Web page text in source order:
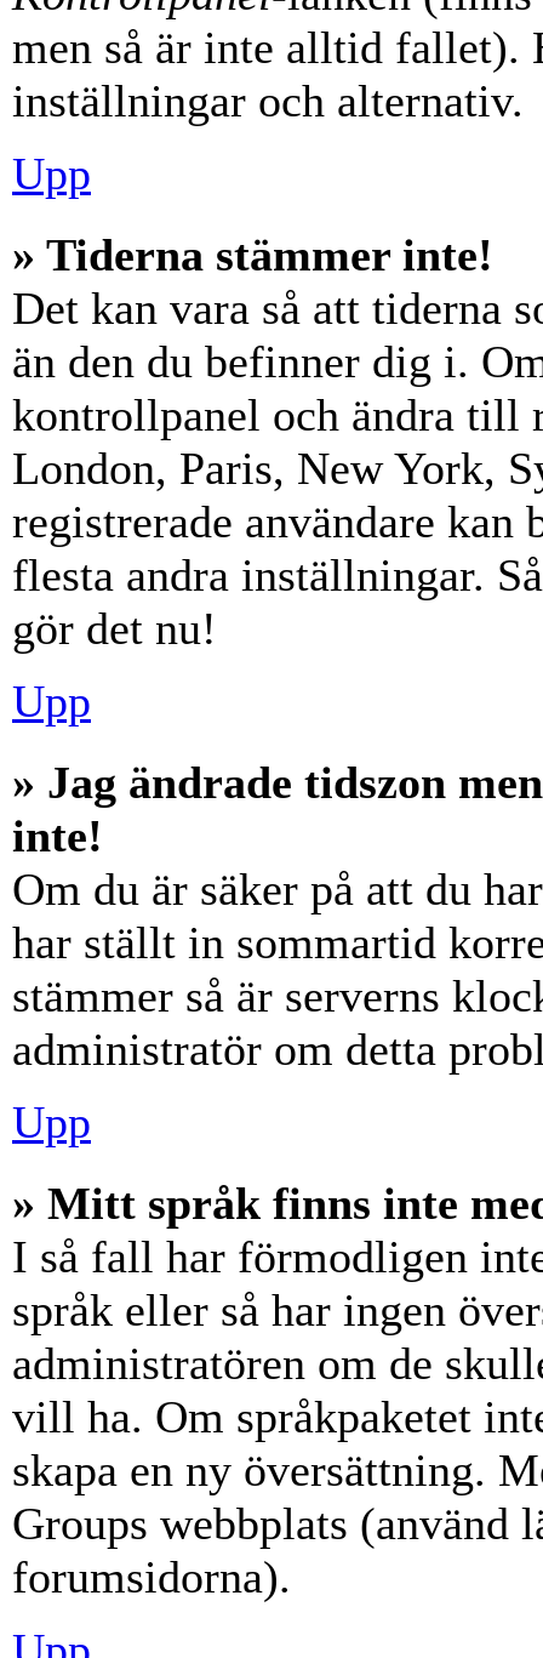
men så är inte alltid fallet).
inställningar och alternativ.
Upp
» Tiderna stämmer inte!
Det kan vara så att tiderna
än den du befinner dig i.
kontrollpanel och ändra till
London, Paris, New York,
registrerade användare kan
flesta andra inställningar.
gör det nu!
Upp
» Jag ändrade tidszon
inte!
Om du är säker på att du
har ställt in sommartid
stämmer så är serverns
administratör om detta
Upp
» Mitt språk finns inte
I så fall har förmodligen
språk eller så har ingen
administratören om de
vill ha. Om språkpaketet
skapa en ny översättning.
Groups webbplats (använd
forumsidorna).